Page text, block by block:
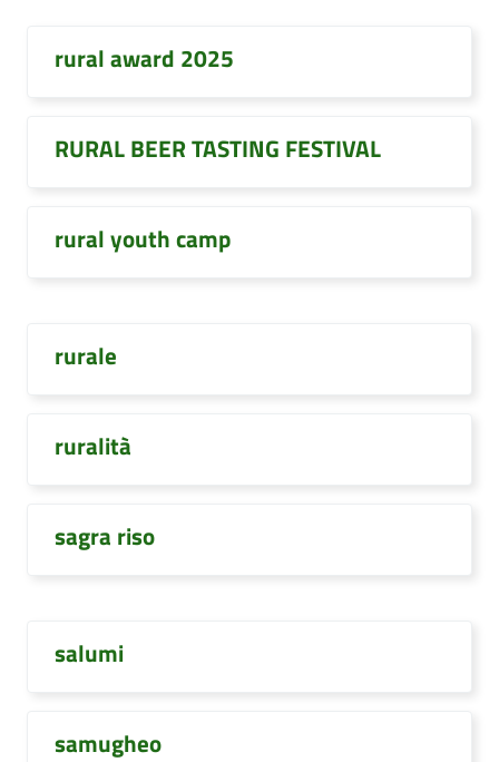
rural award 2025
RURAL BEER TASTING FESTIVAL
rural youth camp
rurale
ruralità
sagra riso
salumi
samugheo